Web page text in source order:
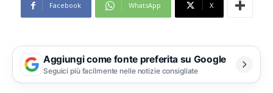
Facebook WhatsApp X
Aggiungi come fonte preferita su Google
Seguici più facilmente nelle notizie consigliate